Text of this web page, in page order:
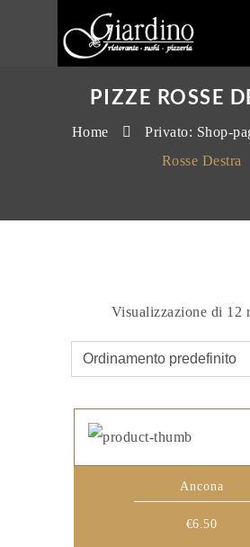
PIZZE ROSSE
Home Privato: Shop-
Rosse Destra
Visualizzazione di 12
Ancona
€6.50